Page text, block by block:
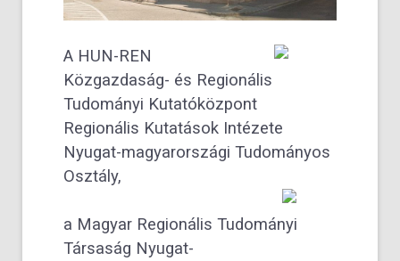
A HUN-REN
Közgazdaság- és Regionális
Tudományi Kutatóközpont
Regionális Kutatások Intézete
Nyugat-magyarországi Tudományos
Osztály,
a Magyar Regionális Tudományi
Társaság Nyugat-